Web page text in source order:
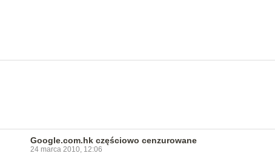
Google.com.hk częściowo cenzurowane
24 marca 2010, 12:06